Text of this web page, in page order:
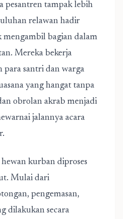
pesantren tampak lebih
relawan hadir
mengambil bagian dalam
Mereka bekerja
para santri dan warga
yang hangat tanpa
obrolan akrab menjadi
jalannya acara
hewan kurban diproses
Mulai dari
pengemasan,
dilakukan secara